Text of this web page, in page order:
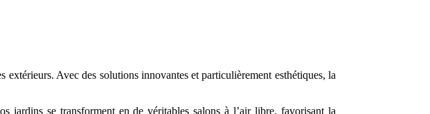
Avec des solutions innovantes et particulièrement esthétiques, la
jardins se transforment en de véritables salons à l’air libre, favorisant la